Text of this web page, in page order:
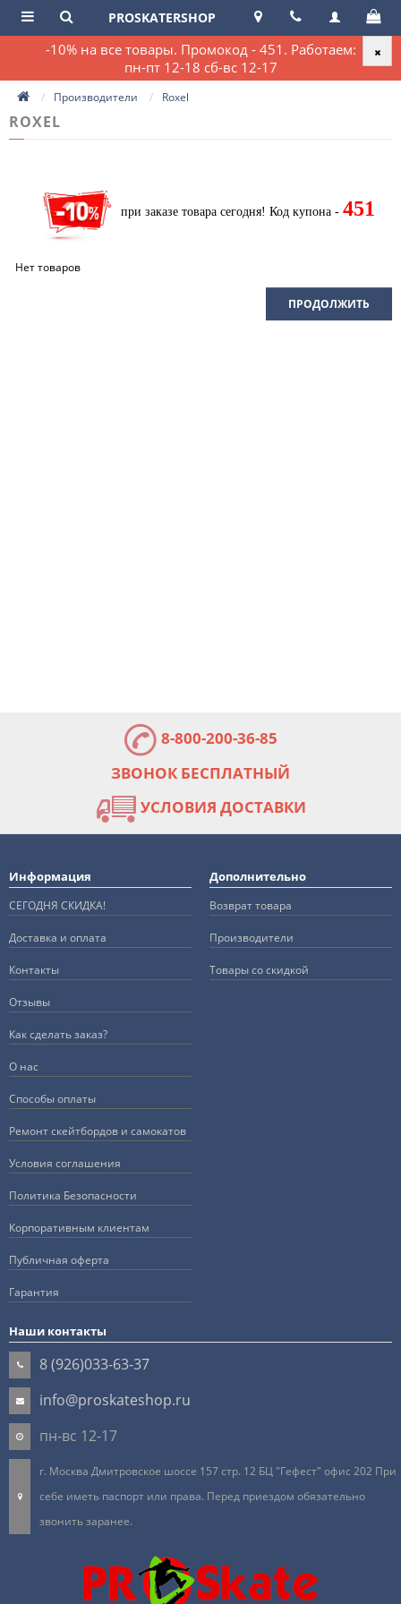
-10% на все товары. Промокод - 451. Работаем:
пн-пт 12-18 сб-вс 12-17
PROSKATERSHOP
Производители Roxel
ROXEL
при заказе товара сегодня! Код купона - 451
Нет товаров
ПРОДОЛЖИТЬ
8-800-200-36-85
ЗВОНОК БЕСПЛАТНЫЙ
УСЛОВИЯ ДОСТАВКИ
Информация
СЕГОДНЯ СКИДКА!
Доставка и оплата
Контакты
Отзывы
Как сделать заказ?
О нас
Способы оплаты
Ремонт скейтбордов и самокатов
Условия соглашения
Политика Безопасности
Корпоративным клиентам
Публичная оферта
Гарантия
Дополнительно
Возврат товара
Производители
Товары со скидкой
Наши контакты
8 (926)033-63-37
info@proskateshop.ru
пн-вс 12-17
г. Москва Дмитровское шоссе 157 стр. 12 БЦ "Гефест" офис 202 При
себе иметь паспорт или права. Перед приездом обязательно
звонить заранее.